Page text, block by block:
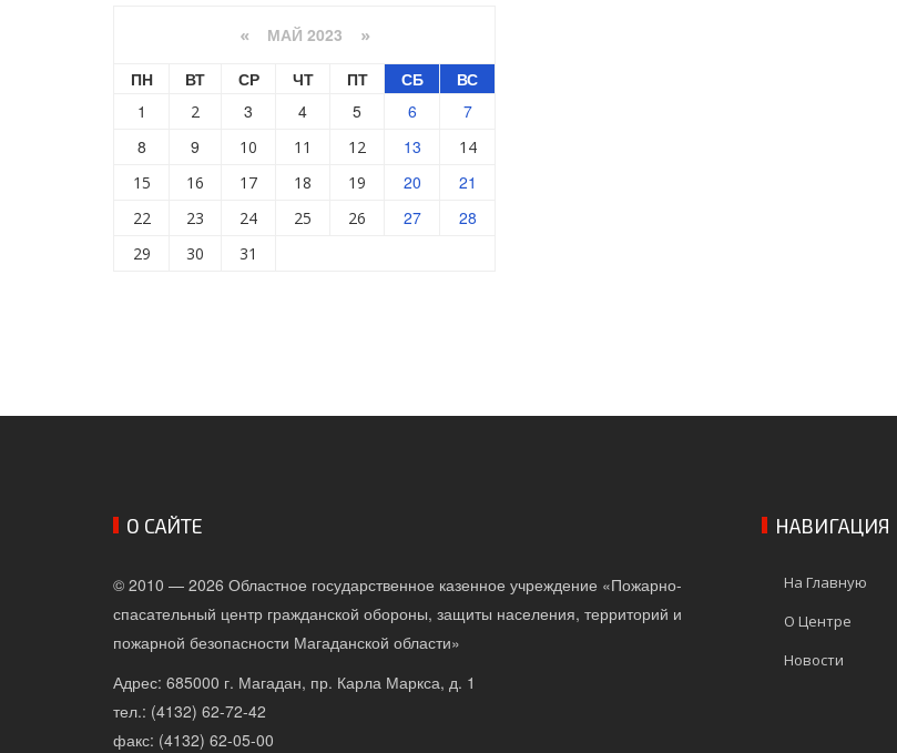
« МАЙ 2023 »
ПН ВТ СР ЧТ ПТ СБ
ВС
1
2 3 4 5 6
7
8
9 10 11 12 13
14
15
16 17 18 19 20 21
22 23 24 25 26 27 28
29 30 31
О САЙТЕ
© 2010 — 2026 Областное государственное казенное учреждение «Пожарно-
спасательный центр гражданской обороны, защиты населения, территорий и
пожарной безопасности Магаданской области»
Адрес: 685000 г. Магадан, пр. Карла Маркса, д. 1
тел.: (4132) 62-72-42
факс: (4132) 62-05-00
НАВИГАЦИЯ
На Главную
О Центре
Новости